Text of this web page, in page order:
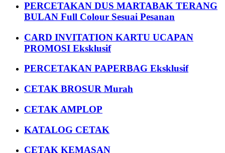
PERCETAKAN DUS MARTABAK TERANG
BULAN Full Colour Sesuai Pesanan
CARD INVITATION KARTU UCAPAN
PROMOSI Eksklusif
PERCETAKAN PAPERBAG Eksklusif
CETAK BROSUR Murah
CETAK AMPLOP
KATALOG CETAK
CETAK KEMASAN